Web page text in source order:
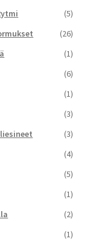
(5)
(26)
(1)
(6)
(1)
(3)
(3)
(4)
(5)
(1)
(2)
(1)